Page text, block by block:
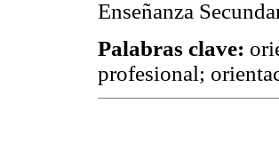
Enseñanza
Palabras clave:
profesional;